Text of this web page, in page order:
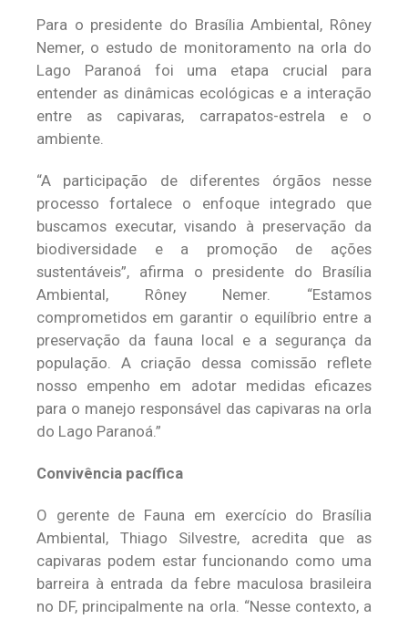
Para o presidente do Brasília Ambiental, Rôney
Nemer, o estudo de monitoramento na orla do
Lago Paranoá foi uma etapa crucial para
entender as dinâmicas ecológicas e a interação
entre as capivaras, carrapatos-estrela e o
ambiente.
“A participação de diferentes órgãos nesse
processo fortalece o enfoque integrado que
buscamos executar, visando à preservação da
biodiversidade e a promoção de ações
sustentáveis”, afirma o presidente do Brasília
Ambiental, Rôney Nemer. “Estamos
comprometidos em garantir o equilíbrio entre a
preservação da fauna local e a segurança da
população. A criação dessa comissão reflete
nosso empenho em adotar medidas eficazes
para o manejo responsável das capivaras na orla
do Lago Paranoá.”
Convivência pacífica
O gerente de Fauna em exercício do Brasília
Ambiental, Thiago Silvestre, acredita que as
capivaras podem estar funcionando como uma
barreira à entrada da febre maculosa brasileira
no DF, principalmente na orla. “Nesse contexto, a